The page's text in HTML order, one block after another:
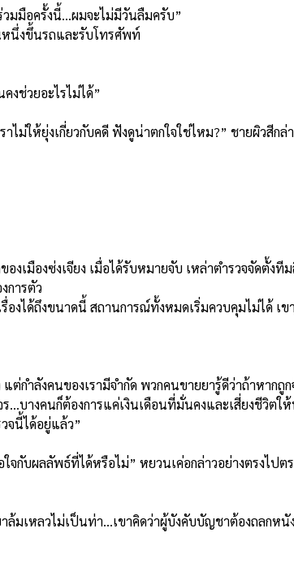
มมือครั้งนี้...ผมจะไม่มีวันลืมครับ”
หนึ่งขึ้นรถและรับโทรศัพท์
งช่วยอะไรไม่ได้”
ม่ให้ยุ่งเกี่ยวกับคดี ฟังดูน่าตกใจใช่ไหม?” ชายผิวสีก
งเมืองซ่งเจียง เมื่อได้รับหมายจับ เหล่าตำรวจจัดตั้ง
การตัว
งได้ถึงขนาดนี้ สถานการณ์ทั้งหมดเริ่มควบคุมไม่ได้ เ
ลังคนของเรามีจำกัด พวกคนขายยารู้ดีว่าถ้าหากถูก
...บางคนก็ต้องการแค่เงินเดือนที่มั่นคงและเสี่ยงชีวิต
จนี้ได้อยู่แล้ว”
บผลลัพธ์ที่ได้หรือไม่” หยวนเค่อกล่าวอย่างตรงไปต
ล้มเหลวไม่เป็นท่า...เขาคิดว่าผู้บังคับบัญชาต้องถลก